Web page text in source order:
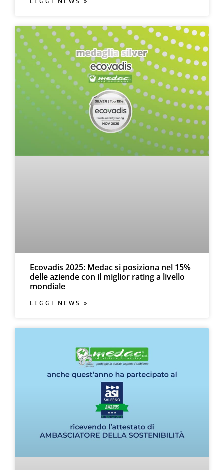
Ecovadis 2025: Medac si posiziona nel 15%
delle aziende con il miglior rating a livello
mondiale
LEGGI NEWS »